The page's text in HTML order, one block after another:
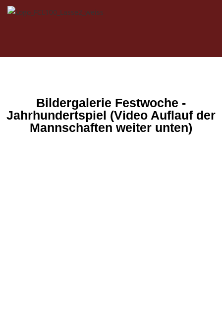
Bildergalerie Festwoche -
Jahrhundertspiel (Video Auflauf der
Mannschaften weiter unten)